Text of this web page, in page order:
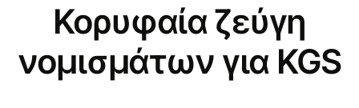
Κορυφαία ζεύγη
νομισμάτων για KGS